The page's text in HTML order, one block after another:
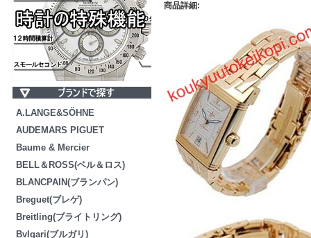
A.LANGE&SÖHNE
AUDEMARS PIGUET
Baume & Mercier
BELL＆ROSS(ベル＆ロス)
BLANCPAIN(ブランパン)
Breguet(ブレゲ)
Breitling(ブライトリング)
Bvlgari(ブルガリ)
商品詳細: